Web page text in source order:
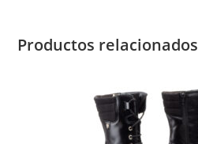
Productos relacionados